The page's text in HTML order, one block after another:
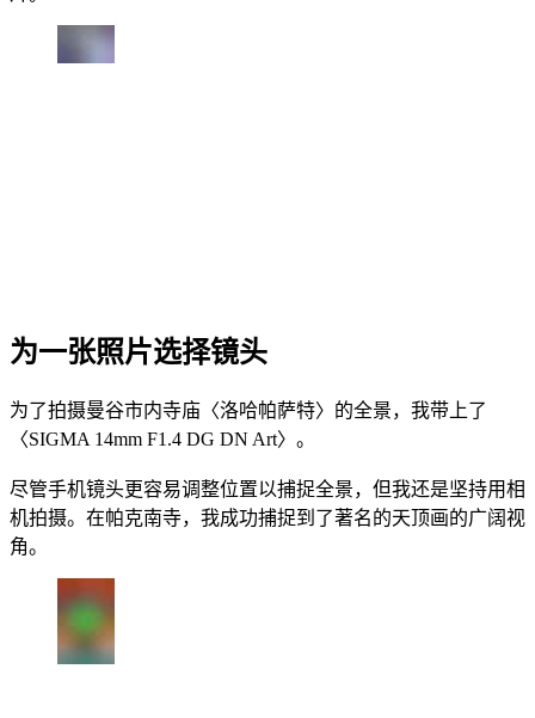
为一张照片选择镜头
为了拍摄曼谷市内寺庙〈洛哈帕萨特〉的全景，我带上了
〈SIGMA 14mm F1.4 DG DN Art〉。
尽管手机镜头更容易调整位置以捕捉全景，但我还是坚持用相
机拍摄。在帕克南寺，我成功捕捉到了著名的天顶画的广阔视
角。